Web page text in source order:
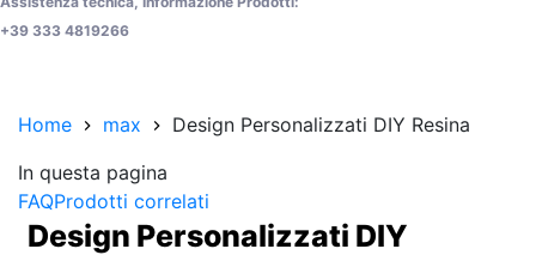
+39 333 4819266
Home max
Design Personalizzati DIY Resina
In questa pagina
FAQProdotti correlati
Design Personalizzati DIY